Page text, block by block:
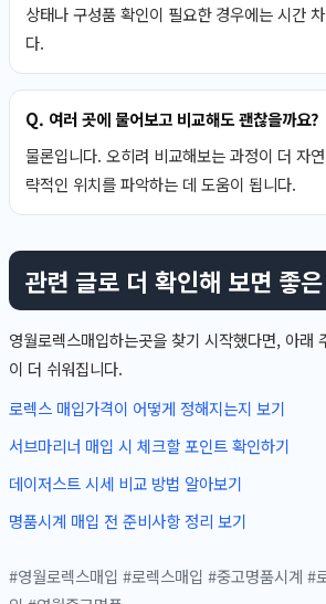
상태나 구성품 확인이 필요한 경우에는 시간
다.
Q. 여러 곳에 물어보고 비교해도 괜찮을까요?
물론입니다. 오히려 비교해보는 과정이 더 자
략적인 위치를 파악하는 데 도움이 됩니다.
관련 글로 더 확인해 보면 좋
영월로렉스매입하는곳을 찾기 시작했다면, 아래
이 더 쉬워집니다.
로렉스 매입가격이 어떻게 정해지는지 보기
서브마리너 매입 시 체크할 포인트 확인하기
데이저스트 시세 비교 방법 알아보기
명품시계 매입 전 준비사항 정리 보기
#영월로렉스매입 #로렉스매입 #중고명품시계 #